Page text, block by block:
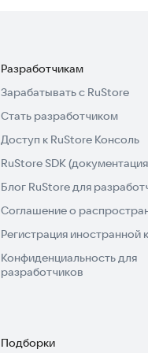
Разработчикам
Зарабатывать с RuStore
Стать разработчиком
Доступ к RuStore Консоль
RuStore SDK
Блог RuStore для
Соглашение о
Регистрация иностранной
Конфиденциальность для
разработчиков
Подборки